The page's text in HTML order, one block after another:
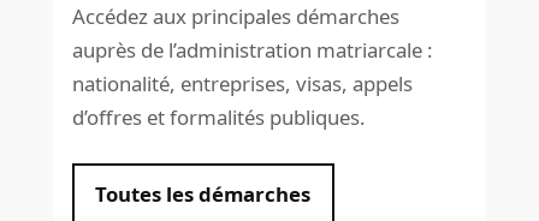
Accédez aux principales démarches
auprès de l’administration matriarcale :
nationalité, entreprises, visas, appels
d’offres et formalités publiques.
Toutes les démarches